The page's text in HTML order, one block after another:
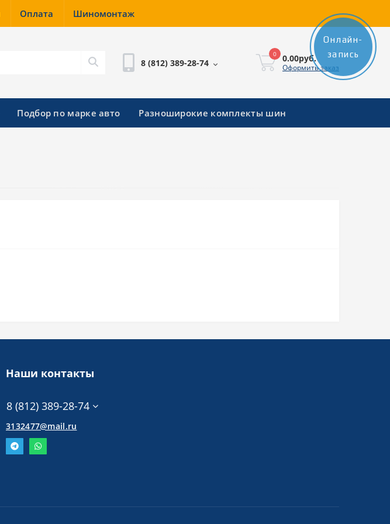
Оплата Шиномонтаж
8 (812) 389-28-74
0 0.00руб.
Оформить заказ
Подбор по марке авто Разноширокие комплекты шин
Онлайн-
запись
Наши контакты
8 (812) 389-28-74
3132477@mail.ru